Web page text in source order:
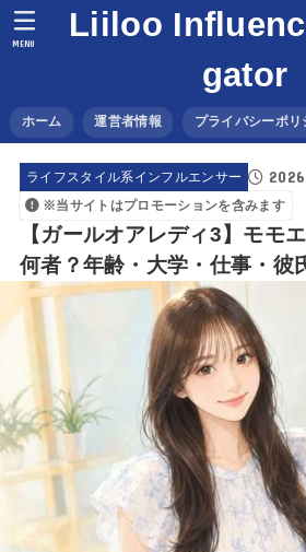
Liiloo
gator
ホーム 運営者情報 プライバシーポリ
MENU
ライフスタイル系インフルエンサー
※当サイトはプロモーションを含みます
【ガールオアレディ3】モモ
何者？年齢・大学・仕事・彼